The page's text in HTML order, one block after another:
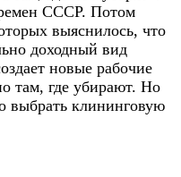
СССР. Потом
выяснилось, что
доходный вид
новые рабочие
там, где убирают. Но
выбрать клининговую